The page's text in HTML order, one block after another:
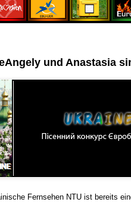
und Anastasia
Fernsehen NTU ist bereits